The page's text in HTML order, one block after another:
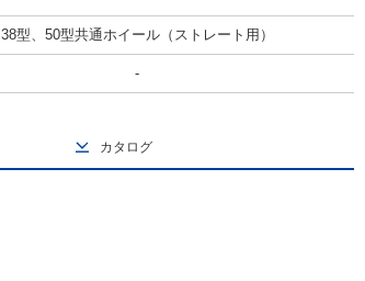
38型、50型共通ホイール（ストレート用）
-
カタログ